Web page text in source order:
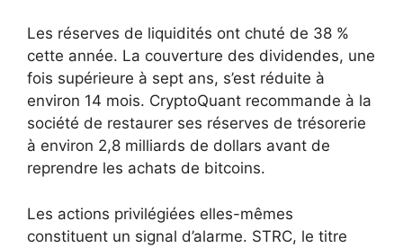
Les réserves de liquidités ont chuté de 38 %
cette année. La couverture des dividendes, une
fois supérieure à sept ans, s’est réduite à
environ 14 mois. CryptoQuant recommande à la
société de restaurer ses réserves de trésorerie
à environ 2,8 milliards de dollars avant de
reprendre les achats de bitcoins.
Les actions privilégiées elles-mêmes
constituent un signal d’alarme. STRC, le titre